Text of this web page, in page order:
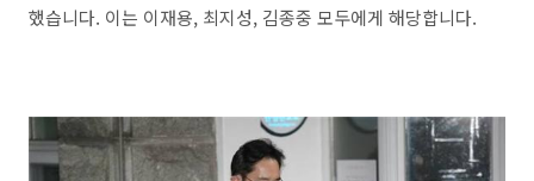
했습니다. 이는 이재용, 최지성, 김종중 모두에게 해당합니다.